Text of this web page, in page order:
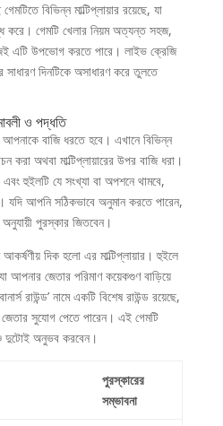
বিভিন্ন মাল্টিপ্লায়ার রয়েছে, যা
করে। গেমটি খেলার নিয়ম অত্যন্ত সহজ,
এটি উপভোগ করতে পারে। লাইভ ক্রেজি
দিনটিকে অসাধারণ করে তুলতে
ও পদ্ধতি
বাজি ধরতে হবে। এখানে বিভিন্ন
করা অথবা মাল্টিপ্লায়ারের উপর বাজি ধরা।
হুইলটি যে সংখ্যা বা অপশনে থামবে,
যদি আপনি সঠিকভাবে অনুমান করতে পারেন,
পুরস্কার জিতবেন।
দিক হলো এর মাল্টিপ্লায়ার। হুইলে
আপনার জেতার পরিমাণ কয়েকগুণ বাড়িয়ে
রাউন্ড’ নামে একটি বিশেষ রাউন্ড রয়েছে,
সুযোগ পেতে পারেন। এই গেমটি
দুটোই অনুভব করবেন।
পুরস্কারের
সম্ভাবনা